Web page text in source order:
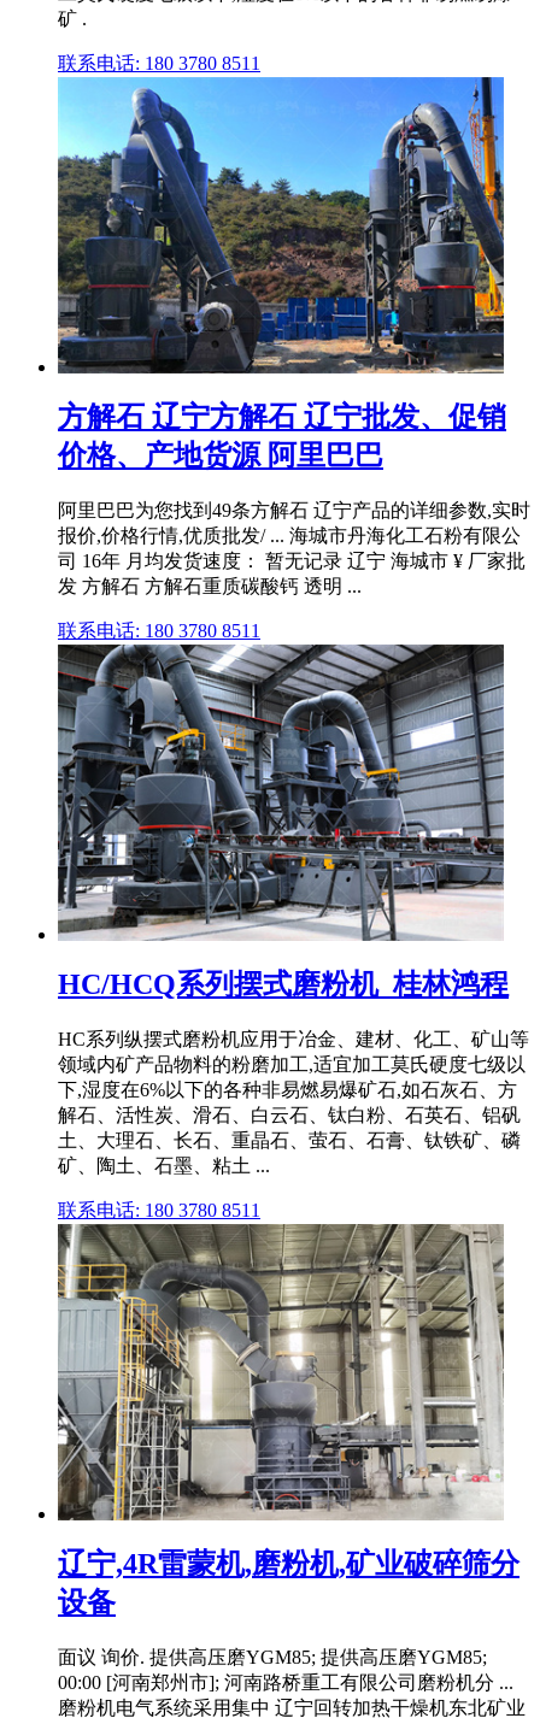
矿 .
联系电话: 180 3780 8511
方解石 辽宁方解石 辽宁批发、促销
价格、产地货源 阿里巴巴
阿里巴巴为您找到49条方解石 辽宁产品的详细参数,实时
报价,价格行情,优质批发/ ... 海城市丹海化工石粉有限公
司 16年 月均发货速度： 暂无记录 辽宁 海城市 ¥ 厂家批
发 方解石 方解石重质碳酸钙 透明 ...
联系电话: 180 3780 8511
HC/HCQ系列摆式磨粉机_桂林鸿程
HC系列纵摆式磨粉机应用于冶金、建材、化工、矿山等
领域内矿产品物料的粉磨加工,适宜加工莫氏硬度七级以
下,湿度在6%以下的各种非易燃易爆矿石,如石灰石、方
解石、活性炭、滑石、白云石、钛白粉、石英石、铝矾
土、大理石、长石、重晶石、萤石、石膏、钛铁矿、磷
矿、陶土、石墨、粘土 ...
联系电话: 180 3780 8511
辽宁,4R雷蒙机,磨粉机,矿业破碎筛分
设备
面议 询价. 提供高压磨YGM85; 提供高压磨YGM85;
00:00 [河南郑州市]; 河南路桥重工有限公司磨粉机分 ...
磨粉机电气系统采用集中 辽宁回转加热干燥机东北矿业